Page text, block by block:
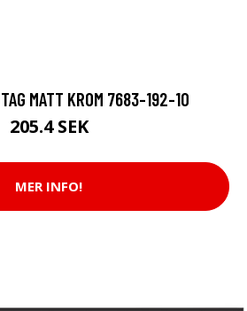
MATT KROM 7683-192-10
205.4 SEK
MER INFO!